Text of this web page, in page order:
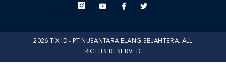
2026 TIX ID - PT NUSANTARA ELANG SEJAHTERA. ALL
RIGHTS RESERVED.